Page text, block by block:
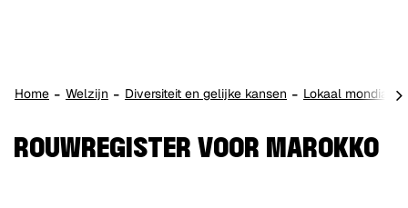
Home Welzijn Diversiteit en gelijke kansen Lokaal mondiaal
ROUWREGISTER VOOR MAROKKO